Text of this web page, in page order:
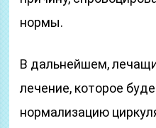
нормы.
В дальнейшем,
лечение, которое
нормализацию